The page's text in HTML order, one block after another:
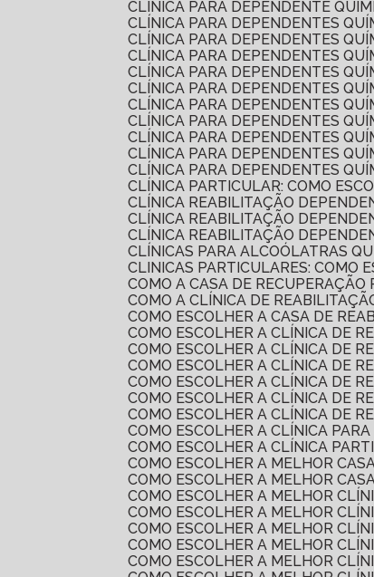
CLÍNICA PARA DEPENDENTE
CLÍNICA PARA DEPENDENTES
CLÍNICA PARA DEPENDENTES
CLÍNICA PARA DEPENDENTES
CLÍNICA PARA DEPENDENTES
CLÍNICA PARA DEPENDENTES
CLÍNICA PARA DEPENDENTES
CLÍNICA PARA DEPENDENTES
CLÍNICA PARA DEPENDENTES
CLÍNICA PARA DEPENDENTES
CLÍNICA PARA DEPENDENTES
CLÍNICA PARTICULAR: COMO
CLÍNICA REABILITAÇÃO
CLÍNICA REABILITAÇÃO
CLÍNICA REABILITAÇÃO
CLÍNICAS PARA ALCOÓLATRAS
CLINICAS PARTICULARES: COMO
COMO A CASA DE
COMO A CLÍNICA DE
COMO ESCOLHER A CASA DE
COMO ESCOLHER A CLÍNICA DE
COMO ESCOLHER A CLÍNICA DE
COMO ESCOLHER A CLÍNICA DE
COMO ESCOLHER A CLÍNICA DE
COMO ESCOLHER A CLÍNICA DE
COMO ESCOLHER A CLÍNICA DE
COMO ESCOLHER A CLÍNICA
COMO ESCOLHER A CLÍNICA
COMO ESCOLHER A MELHOR
COMO ESCOLHER A MELHOR
COMO ESCOLHER A MELHOR
COMO ESCOLHER A MELHOR
COMO ESCOLHER A MELHOR
COMO ESCOLHER A MELHOR
COMO ESCOLHER A MELHOR